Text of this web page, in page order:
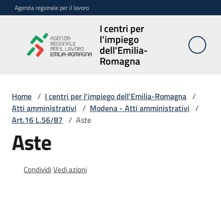
Vai al contenuto
Vai alla navigazione
Vai al footer
Agenzia regionale per il lavoro
I centri per
l'impiego
dell'Emilia-
Romagna
I centri per
l'impiego
dell'Emilia-
Romagna
Sedi
e
contatti
Avvisi
Home / I centri per l'impiego dell'Emilia-Romagna /
Atti amministrativi / Modena - Atti amministrativi /
Art.16 L.56/87 / Aste
Aste
CondividiVedi azioni